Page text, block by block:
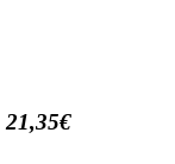
21,35€